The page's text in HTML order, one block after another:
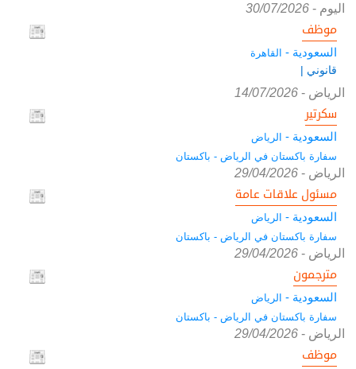
اليوم -
30/07/2026
موظف
السعودية - القاهرة
قانوني |
الرياض -
14/07/2026
سكرتير
السعودية - الرياض
سفارة باكستان في الرياض - باكستان
الرياض -
29/04/2026
مسئول علاقات عامة
السعودية - الرياض
سفارة باكستان في الرياض - باكستان
الرياض -
29/04/2026
مترجمون
السعودية - الرياض
سفارة باكستان في الرياض - باكستان
الرياض -
29/04/2026
موظف